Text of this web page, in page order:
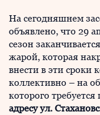
На сегодняшнем
объявлено, что 29
сезон
жарой, которая
внести в эти сроки
коллективно – на
которого требуется
адресу ул.